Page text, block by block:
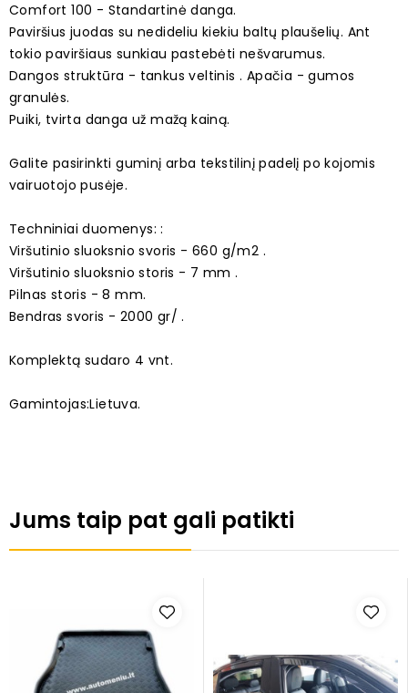
Comfort 100 - Standartinė danga.
Paviršius juodas su nedideliu kiekiu baltų plaušelių. Ant
tokio paviršiaus sunkiau pastebėti nešvarumus.
Dangos struktūra - tankus veltinis . Apačia - gumos
granulės.
Puiki, tvirta danga už mažą kainą.
Galite pasirinkti guminį arba tekstilinį padelį po kojomis
vairuotojo pusėje.
Techniniai duomenys: :
Viršutinio sluoksnio svoris - 660 g/m2 .
Viršutinio sluoksnio storis - 7 mm .
Pilnas storis - 8 mm.
Bendras svoris - 2000 gr/ .
Komplektą sudaro 4 vnt.
Gamintojas:Lietuva.
Jums taip pat gali patikti